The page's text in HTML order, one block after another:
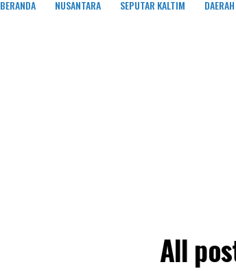
BERANDA NUSANTARA SEPUTAR KALTIM DAERAH
All